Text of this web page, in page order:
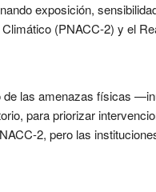
exposición,
(PNACC-2) y el
las amenazas físicas
para priorizar
2, pero las